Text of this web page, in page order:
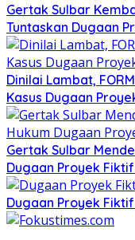
Gertak Sulbar
Tuntaskan Dugaan
Dinilai Lambat,
Kasus Dugaan
Gertak Sulbar
Dugaan Proyek Fiktif
Dugaan Proyek